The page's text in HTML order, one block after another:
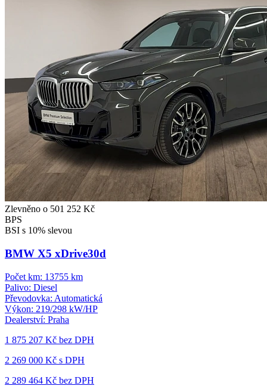
Zlevněno o 501 252 Kč
BPS
BSI s 10% slevou
BMW X5 xDrive30d
Počet km: 13755 km
Palivo: Diesel
Převodovka: Automatická
Výkon: 219/298 kW/HP
Dealerství: Praha
1 875 207 Kč bez DPH
2 269 000 Kč s DPH
2 289 464 Kč bez DPH